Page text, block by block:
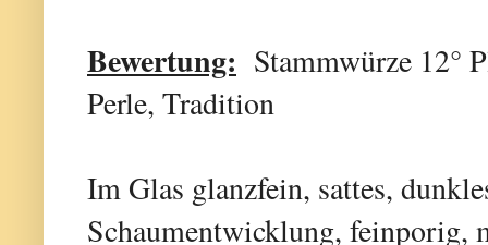
Bewertung: Stammwürze 12°
Perle, Tradition
Im Glas glanzfein, sattes,
Schaumentwicklung, feinporig,